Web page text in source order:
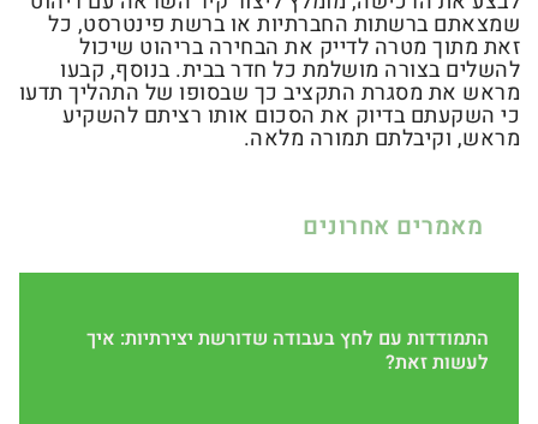
שמצאתם ברשתות החברתיות או ברשת פינטרסט, כל
זאת מתוך מטרה לדייק את הבחירה בריהוט שיכול
להשלים בצורה מושלמת כל חדר בבית. בנוסף, קבעו
מראש את מסגרת התקציב כך שבסופו של התהליך תדעו
כי השקעתם בדיוק את הסכום אותו רציתם להשקיע
מראש, וקיבלתם תמורה מלאה.
מאמרים אחרונים
התמודדות עם לחץ בעבודה שדורשת יצירתיות: איך
לעשות זאת?